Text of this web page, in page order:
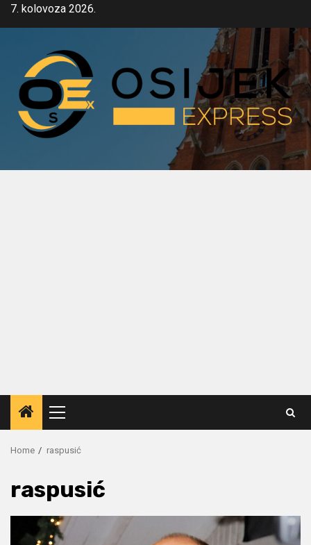
Skip7. kolovoza 2026.
Primary
Menu
Home raspusić
raspusić